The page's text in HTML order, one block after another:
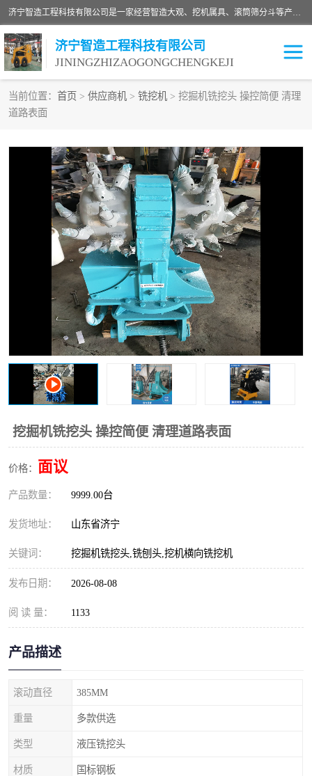
济宁智造工程科技有限公司是一家经营智造大观、挖机属具、滚筒筛分斗等产品的滑移装载机厂家。济宁智造工程科技有限公司奉行以质量赢得用户，诚信为本，互利共赢的宗旨，依靠雄厚的技术力量，科学的管理制度，先进的加工检测设备，始终坚持以客户为中心，免费咨询！
济宁智造工程科技有限公司
JININGZHIZAOGONGCHENGKEJI
当前位置： 首页 > 供应商机 > 铣挖机 > 挖掘机铣挖头 操控简便 清理
道路表面
挖掘机铣挖头 操控简便 清理道路表面
价格： 面议
产品数量： 9999.00台
发货地址： 山东省济宁
关键词： 挖掘机铣挖头,铣刨头,挖机横向铣挖机
发布日期： 2026-08-08
阅 读 量： 1133
产品描述
滚动直径 385MM
重量 多款供选
类型 液压铣挖头
材质 国标钢板
振动夯
铣挖机 移动破碎机
滚筒筛分斗 粉碎钳
液压剪 土壤修复
开沟机
伐木机 破碎机
打桩机 压路机
枕木机 滑移装载机
清扫器 割草机
挖树机 拓荒机
滚筒筛
挖掘机破碎斗